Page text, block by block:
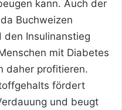
kann. Auch der
Buchweizen
Insulinanstieg
mit Diabetes
daher profitieren.
fördert
und beugt